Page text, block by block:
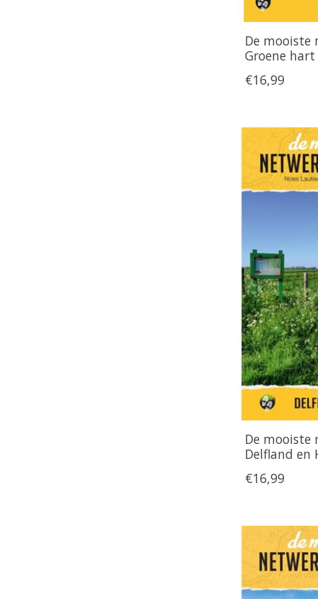
De mooiste
Groene hart
€16,99
De mooiste
Delfland en
€16,99